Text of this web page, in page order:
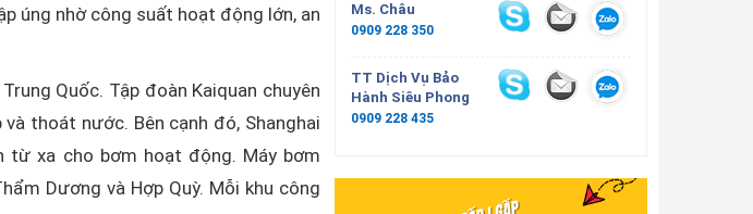
úng nhờ công suất hoạt động lớn, an
Quốc. Tập đoàn Kaiquan chuyên
thoát nước. Bên cạnh đó, Shanghai
từ xa cho bơm hoạt động. Máy bơm
Dương và Hợp Quỳ. Mỗi khu công
Ms. Châu
0909 228 350
TT Dịch Vụ Bảo
Hành Siêu Phong
0909 228 435